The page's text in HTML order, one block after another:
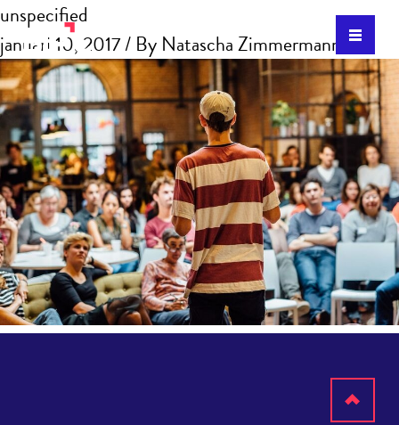
unspecified
januari 10, 2017/ By Natascha Zimmermann